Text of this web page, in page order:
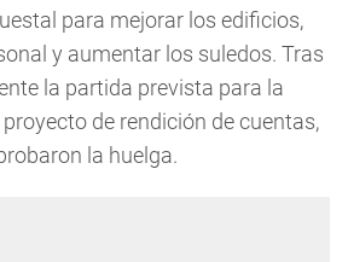
para mejorar los edificios,
y aumentar los suledos. Tras
la partida prevista para la
de rendición de cuentas,
la huelga.